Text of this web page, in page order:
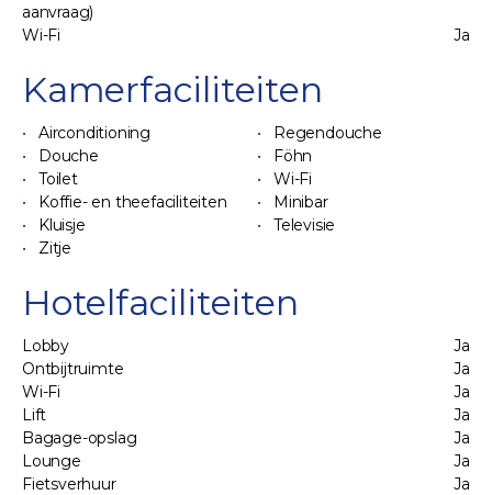
aanvraag)
Wi-Fi Ja
Kamerfaciliteiten
Airconditioning
Regendouche
Douche
Föhn
Toilet
Wi-Fi
Koffie- en theefaciliteiten
Minibar
Kluisje
Televisie
Zitje
Hotelfaciliteiten
Lobby
Ja
Ontbijtruimte
Ja
Wi-Fi
Ja
Lift
Ja
Bagage-opslag
Ja
Lounge
Ja
Fietsverhuur
Ja